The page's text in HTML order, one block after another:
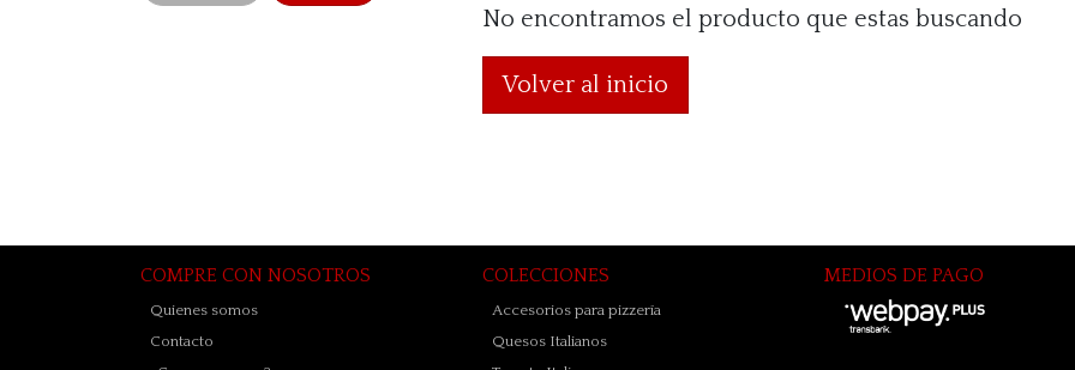
No encontramos el producto que estas buscando
Volver al inicio
COMPRE CON NOSOTROS
Quienes somos
Contacto
COLECCIONES
Accesorios para pizzería
Quesos Italianos
MEDIOS DE PAGO